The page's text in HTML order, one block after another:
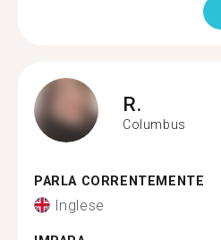
R.
Columbus
PARLA CORRENTEMENTE
Inglese